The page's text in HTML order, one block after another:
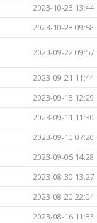
2023-10-23 13:44
2023-10-23 09:58
2023-09-22 09:57
2023-09-21 11:44
2023-09-18 12:29
2023-09-11 11:30
2023-09-10 07:20
2023-09-05 14:28
2023-08-30 13:27
2023-08-20 22:04
2023-08-16 11:33